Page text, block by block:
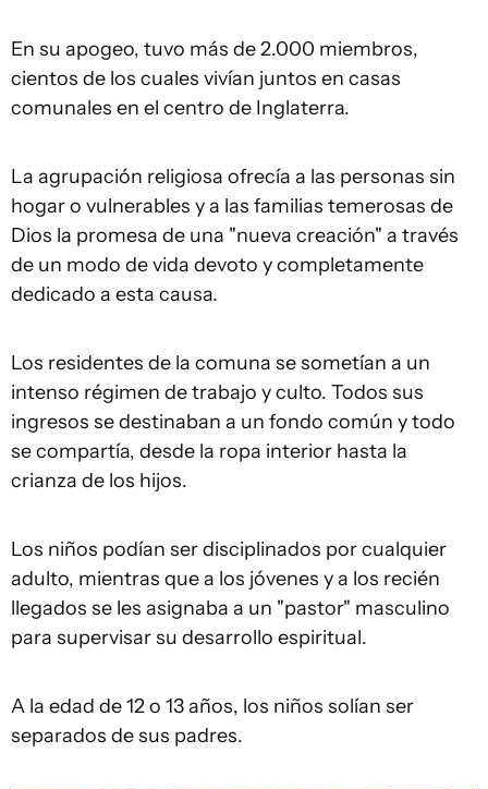
En su apogeo, tuvo más de 2.000 miembros,
cientos de los cuales vivían juntos en casas
comunales en el centro de Inglaterra.
La agrupación religiosa ofrecía a las personas sin
hogar o vulnerables y a las familias temerosas de
Dios la promesa de una "nueva creación" a través
de un modo de vida devoto y completamente
dedicado a esta causa.
Los residentes de la comuna se sometían a un
intenso régimen de trabajo y culto. Todos sus
ingresos se destinaban a un fondo común y todo
se compartía, desde la ropa interior hasta la
crianza de los hijos.
Los niños podían ser disciplinados por cualquier
adulto, mientras que a los jóvenes y a los recién
llegados se les asignaba a un "pastor" masculino
para supervisar su desarrollo espiritual.
A la edad de 12 o 13 años, los niños solían ser
separados de sus padres.